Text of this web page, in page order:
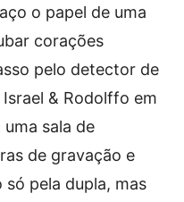
o papel de uma
corações
pelo detector de
& Rodolffo em
sala de
de gravação e
só pela dupla, mas